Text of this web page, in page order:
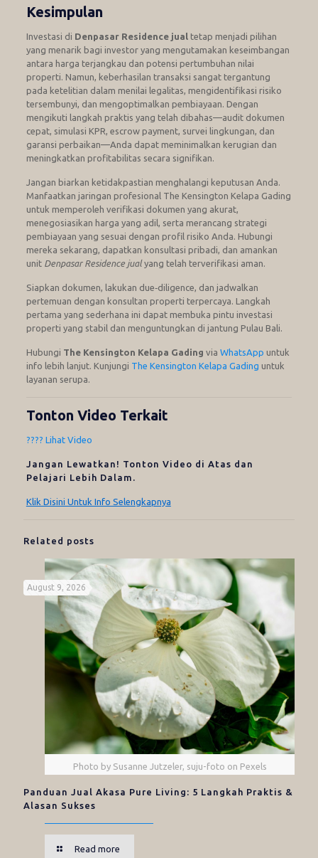
Kesimpulan
Investasi di Denpasar Residence jual tetap menjadi pilihan
yang menarik bagi investor yang mengutamakan keseimbangan
antara harga terjangkau dan potensi pertumbuhan nilai
properti. Namun, keberhasilan transaksi sangat tergantung
pada ketelitian dalam menilai legalitas, mengidentifikasi risiko
tersembunyi, dan mengoptimalkan pembiayaan. Dengan
mengikuti langkah praktis yang telah dibahas—audit dokumen
cepat, simulasi KPR, escrow payment, survei lingkungan, dan
garansi perbaikan—Anda dapat meminimalkan kerugian dan
meningkatkan profitabilitas secara signifikan.
Jangan biarkan ketidakpastian menghalangi keputusan Anda.
Manfaatkan jaringan profesional The Kensington Kelapa Gading
untuk memperoleh verifikasi dokumen yang akurat,
menegosiasikan harga yang adil, serta merancang strategi
pembiayaan yang sesuai dengan profil risiko Anda. Hubungi
mereka sekarang, dapatkan konsultasi pribadi, dan amankan
unit Denpasar Residence jualyang telah terverifikasi aman.
Siapkan dokumen, lakukan due‑diligence, dan jadwalkan
pertemuan dengan konsultan properti terpercaya. Langkah
pertama yang sederhana ini dapat membuka pintu investasi
properti yang stabil dan menguntungkan di jantung Pulau Bali.
Hubungi The Kensington Kelapa Gading via WhatsApp untuk
info lebih lanjut. Kunjungi The Kensington Kelapa Gading untuk
layanan serupa.
Tonton Video Terkait
???? Lihat Video
Jangan Lewatkan! Tonton Video di Atas dan
Pelajari Lebih Dalam.
Klik Disini Untuk Info Selengkapnya
Related posts
Photo by Susanne Jutzeler, suju-foto on Pexels
August 9, 2026
Panduan Jual Akasa Pure Living: 5 Langkah Praktis &
Alasan Sukses
Read more